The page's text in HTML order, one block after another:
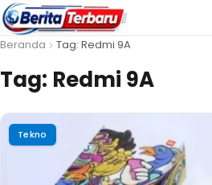
Beranda Tag: Redmi 9A
Tag: Redmi 9A
Tekno